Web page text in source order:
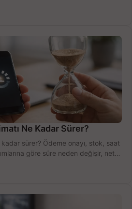
Ne Kadar Sürer?
sürer? Ödeme onayı, stok, saat
göre süre neden değişir, net